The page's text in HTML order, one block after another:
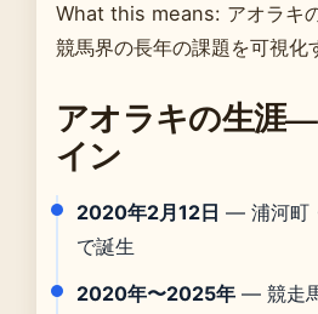
What this means: アオラキの
競馬界の長年の課題を可視化
アオラキの生涯
イン
2020年2月12日 — 浦河町
で誕生
2020年〜2025年 — 競走